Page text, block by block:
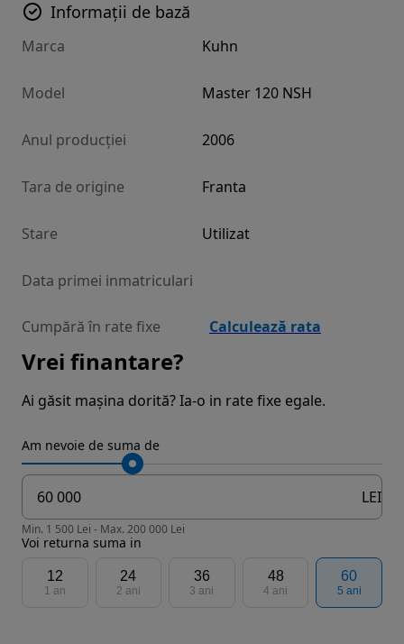
Informații de bază
Marca Kuhn
Model Master 120 NSH
Anul producției 2006
Tara de origine Franta
Stare Utilizat
Data primei inmatriculari
Cumpără în rate fixe Calculează rata
Vrei finantare?
Ai găsit mașina dorită? Ia-o in rate fixe egale.
Am nevoie de suma de
LEI
Min. 1 500 Lei - Max. 200 000 Lei
Voi returna suma in
12
1 an
24
2 ani
36
3 ani
48
4 ani
60
5 ani